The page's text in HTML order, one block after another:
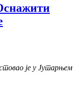
је у Јутарњем